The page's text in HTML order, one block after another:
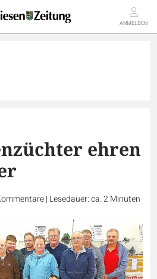
ANMELDEN
ehren
| Lesedauer: ca. 2 Minuten